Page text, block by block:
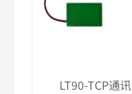
LT90-TCP通讯